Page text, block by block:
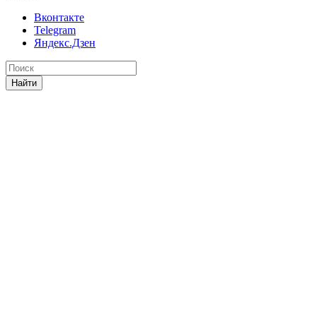
Вконтакте
Telegram
Яндекс.Дзен
Найти